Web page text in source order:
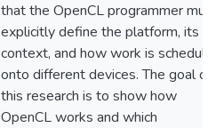
that the OpenCL programmer
explicitly define the platform, its
context, and how work is
onto different devices. The goal of
this research is to show how
OpenCL works and which